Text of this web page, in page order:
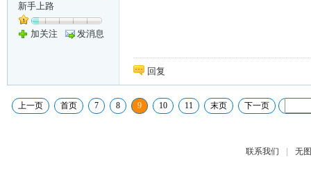
新手上路
加关注 发消息
回复
上一页 首页 7 8 9 10 11 末页 下一页
联系我们 | 无